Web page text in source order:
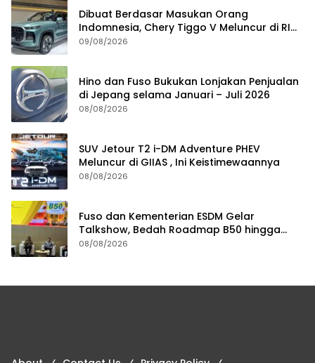
Dibuat Berdasar Masukan Orang
Indomnesia, Chery Tiggo V Meluncur di RI
Kuartal IV Tahun Ini
09/08/2026
Hino dan Fuso Bukukan Lonjakan Penjualan
di Jepang selama Januari – Juli 2026
08/08/2026
SUV Jetour T2 i-DM Adventure PHEV
Meluncur di GIIAS , Ini Keistimewaannya
08/08/2026
Fuso dan Kementerian ESDM Gelar
Talkshow, Bedah Roadmap B50 hingga
Dampaknya
08/08/2026